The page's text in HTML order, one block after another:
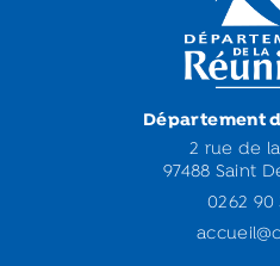
Département
2 rue de
97488 Saint
0262 90